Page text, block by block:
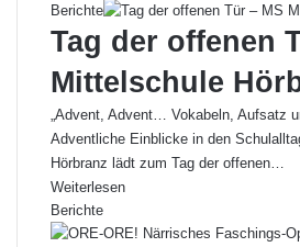
Berichte
Tag der offenen
Mittelschule
„Advent, Advent… Vokabeln, Aufsatz
Adventliche Einblicke in den
Hörbranz lädt zum Tag der offenen…
Weiterlesen
Berichte